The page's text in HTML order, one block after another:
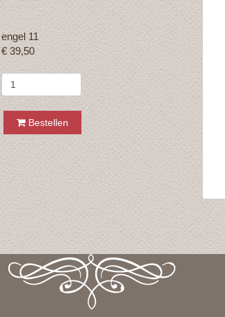
engel 11
€39,50
Bestellen